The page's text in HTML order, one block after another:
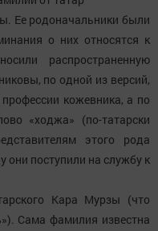
Ее родоначальники были
о них относятся к
распространенную
по одной из версий,
кожевника, а по
«ходжа» (по-татарски
этого рода
они поступили на службу к
Кара Мурзы (что
Сама фамилия известна